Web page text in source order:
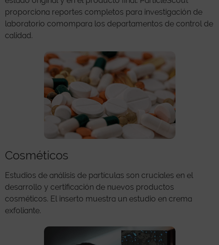
proporciona reportes completos para investigación de
laboratorio comompara los departamentos de control de
calidad.
Cosméticos
Estudios de análisis de partículas son cruciales en el
desarrollo y certificación de nuevos productos
cosméticos. El inserto muestra un estudio en crema
exfoliante.